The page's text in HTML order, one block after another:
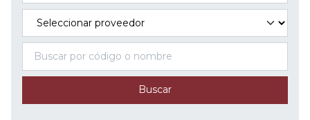
Buscar